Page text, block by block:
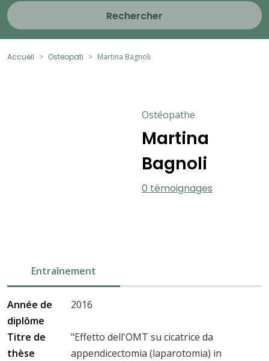
Rechercher
Accueil Osteopati Martina Bagnoli
Ostéopathe
Martina
Bagnoli
0 témoignages
Entraînement
Année de
diplôme
2016
Titre de
thèse
"Effetto dell'OMT su cicatrice da
appendicectomia (laparotomia) in